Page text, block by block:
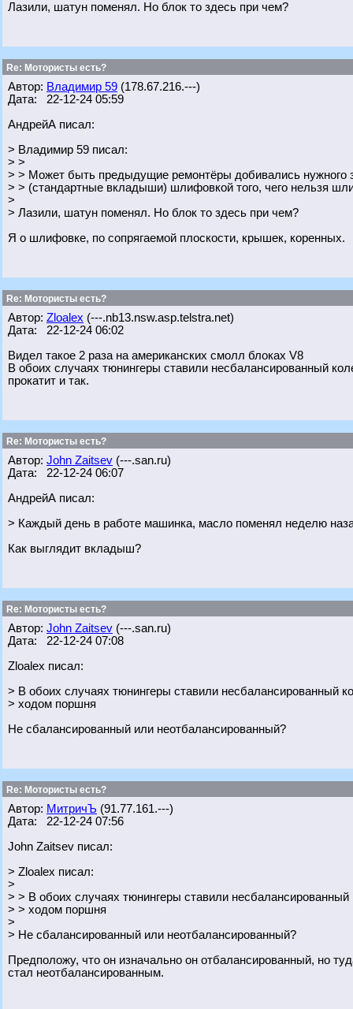
Лазили, шатун поменял. Но блок то здесь при чем?
Re: Мотористы есть?
Автор: Владимир 59 (178.67.216.---)
Дата: 22-12-24 05:59
АндрейА писал:
> Владимир 59 писал:
> >
> > Может быть предыдущие ремонтёры добивались нужного
> > (стандартные вкладыши) шлифовкой того, чего нельзя
>
> Лазили, шатун поменял. Но блок то здесь при чем?
Я о шлифовке, по сопрягаемой плоскости, крышек, коренных.
Re: Мотористы есть?
Автор: Zloalex (---.nb13.nsw.asp.telstra.net)
Дата: 22-12-24 06:02
Видел такое 2 раза на американских смолл блоках V8
В обоих случаях тюнингеры ставили несбалансированный
прокатит и так.
Re: Мотористы есть?
Автор: John Zaitsev (---.san.ru)
Дата: 22-12-24 06:07
АндрейА писал:
> Каждый день в работе машинка, масло поменял неделю
Как выглядит вкладыш?
Re: Мотористы есть?
Автор: John Zaitsev (---.san.ru)
Дата: 22-12-24 07:08
Zloalex писал:
> В обоих случаях тюнингеры ставили несбалансированный
> ходом поршня
Не сбалансированный или неотбалансированный?
Re: Мотористы есть?
Автор: МитричЪ (91.77.161.---)
Дата: 22-12-24 07:56
John Zaitsev писал:
> Zloalex писал:
>
> > В обоих случаях тюнингеры ставили
> > ходом поршня
>
> Не сбалансированный или неотбалансированный?
Предположу, что он изначально он отбалансированный, но
стал неотбалансированным.